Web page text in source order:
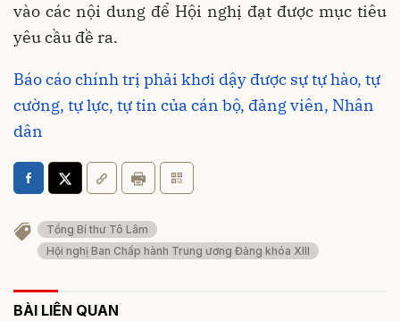
vào các nội dung để Hội nghị đạt được mục tiêu
yêu cầu đề ra.
Báo cáo chính trị phải khơi dậy được sự tự hào, tự
cường, tự lực, tự tin của cán bộ, đảng viên, Nhân
dân
Tổng Bí thư Tô Lâm
Hội nghị Ban Chấp hành Trung ương Đảng khóa XIII
BÀI LIÊN QUAN